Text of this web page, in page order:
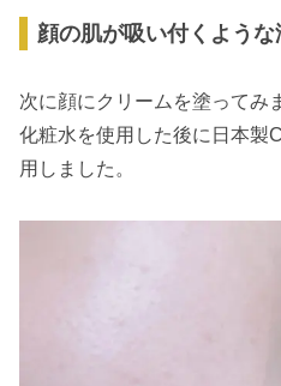
顔の肌が吸い付くような
次に顔にクリームを塗ってみ
化粧水を使用した後に日本製
用しました。